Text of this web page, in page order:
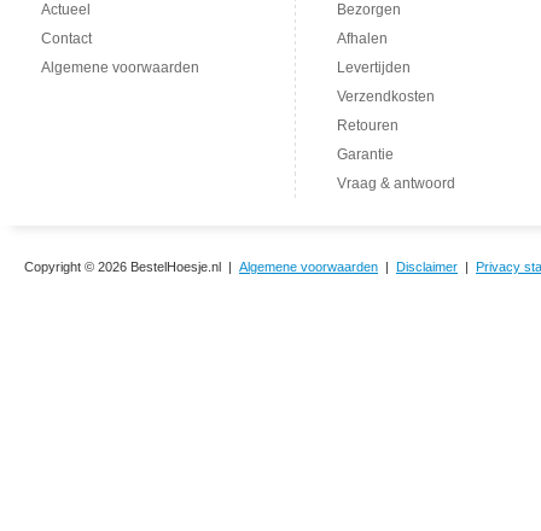
Actueel
Contact
Algemene voorwaarden
Bezorgen
Afhalen
Levertijden
Verzendkosten
Retouren
Garantie
Vraag & antwoord
Copyright © 2026 BestelHoesje.nl | Algemene voorwaarden | Disclaimer | Privacy